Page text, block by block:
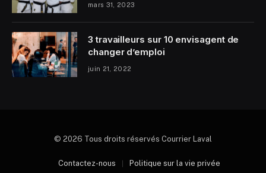
mars 31, 2023
3 travailleurs sur 10 envisagent de
changer d’emploi
juin 21, 2022
© 2026 Tous droits réservés Courrier Laval
Contactez-nous Politique sur la vie privée